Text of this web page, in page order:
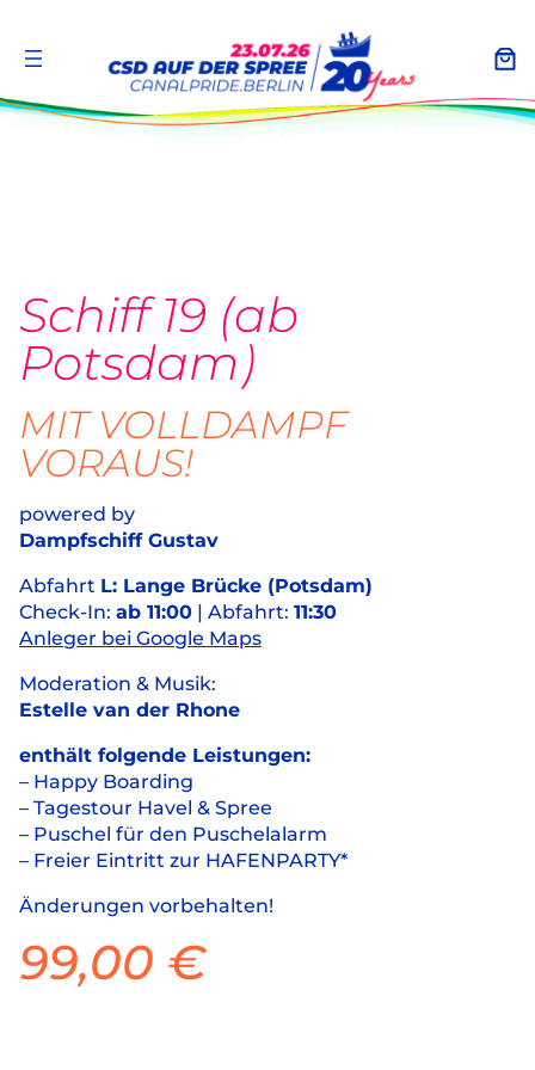
springen
Schiff 19 (ab
Potsdam)
MIT VOLLDAMPF
VORAUS!
powered by
Dampfschiff Gustav
Abfahrt L: Lange Brücke (Potsdam)
Check-In: ab 11:00 | Abfahrt: 11:30
Anleger bei Google Maps
Moderation & Musik:
Estelle van der Rhone
enthält folgende Leistungen:
– Happy Boarding
– Tagestour Havel & Spree
– Puschel für den Puschelalarm
– Freier Eintritt zur HAFENPARTY*
Änderungen vorbehalten!
99,00 €